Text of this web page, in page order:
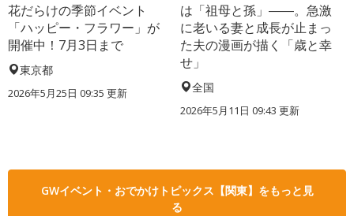
花だらけの季節イベント
「ハッピー・フラワー」が
開催中！7月3日まで
東京都
2026年5月25日 09:35 更新
は「祖母と孫」――。急激
に老いる妻と成長が止まっ
た夫の漫画が描く「歳と幸
せ」
全国
2026年5月11日 09:43 更新
GWイベント・おでかけトピックス【関東】をもっと見
る